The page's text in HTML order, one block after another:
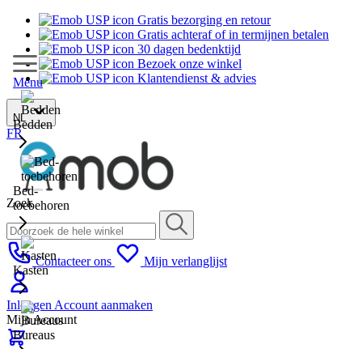
Gratis bezorging en retour
Gratis achteraf of in termijnen betalen
30 dagen bedenktijd
Bezoek onze winkel
Klantendienst & advies
NL
FR
Zoek
Contacteer ons Mijn verlanglijst
Inloggen Account aanmaken
Mijn Account
Menu
Bedden
Bed-
toebehoren
Kasten
Bureaus